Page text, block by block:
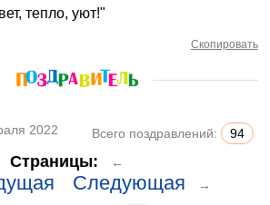
тепло, уют!"
Скопировать
2022 Всего поздравлений: 94
Страницы: ←
Следующая →